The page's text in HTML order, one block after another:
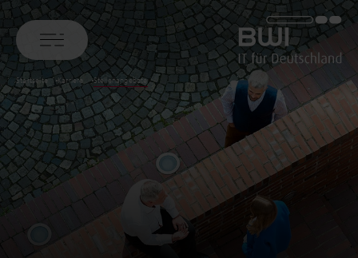
BWI GmbH
Startseite Karriere Stellenangebote